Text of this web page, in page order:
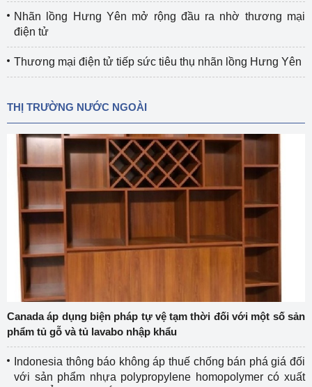
Nhãn lồng Hưng Yên mở rộng đầu ra nhờ thương mại
điện tử
Thương mại điện tử tiếp sức tiêu thụ nhãn lồng Hưng Yên
THỊ TRƯỜNG NƯỚC NGOÀI
Canada áp dụng biện pháp tự vệ tạm thời đối với một số sản
phẩm tủ gỗ và tủ lavabo nhập khẩu
Indonesia thông báo không áp thuế chống bán phá giá đối
với sản phẩm nhựa polypropylene homopolymer có xuất